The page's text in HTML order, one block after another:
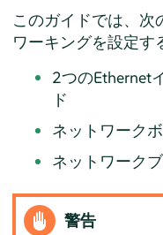
このガイドでは、次
ワーキングを設定す
2つのEthernet
ド
ネットワーク
ネットワーク
警告